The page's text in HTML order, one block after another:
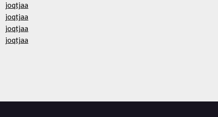
joqtjaa
joqtjaa
joqtjaa
joqtjaa